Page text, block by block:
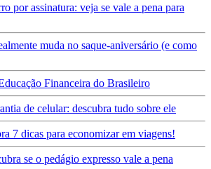
por assinatura: veja se vale a pena para
muda no saque-aniversário (e como
Financeira do Brasileiro
de celular: descubra tudo sobre ele
7 dicas para economizar em viagens!
se o pedágio expresso vale a pena